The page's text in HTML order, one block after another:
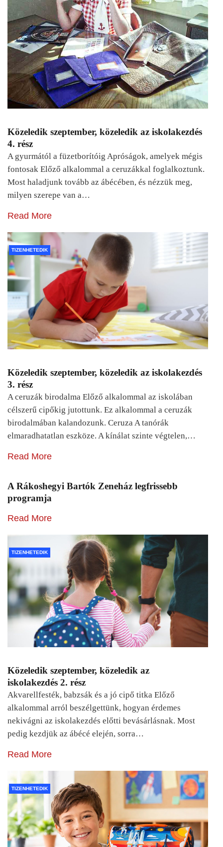
Közeledik szeptember, közeledik az iskolakezdés
4. rész
A gyurmától a füzetborítóig Apróságok, amelyek mégis
fontosak Előző alkalommal a ceruzákkal foglalkoztunk.
Most haladjunk tovább az ábécében, és nézzük meg,
milyen szerepe van a…
Read More
TIZENHETEDIK
Közeledik szeptember, közeledik az iskolakezdés
3. rész
A ceruzák birodalma Előző alkalommal az iskolában
célszerű cipőkig jutottunk. Ez alkalommal a ceruzák
birodalmában kalandozunk. Ceruza A tanórák
elmaradhatatlan eszköze. A kínálat szinte végtelen,…
Read More
A Rákoshegyi Bartók Zeneház legfrissebb
programja
Read More
TIZENHETEDIK
Közeledik szeptember, közeledik az
iskolakezdés 2. rész
Akvarellfesték, babzsák és a jó cipő titka Előző
alkalommal arról beszélgettünk, hogyan érdemes
nekivágni az iskolakezdés előtti bevásárlásnak. Most
pedig kezdjük az ábécé elején, sorra…
Read More
TIZENHETEDIK